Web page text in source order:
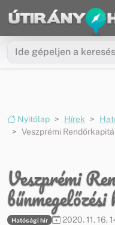
Ugrás a menüre
Ugrás a tartalomra
Nyitólap Hírek
Veszprémi
Veszprémi
Hatósági hír 2020. 11. 16.